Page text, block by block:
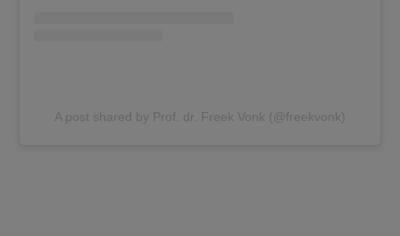
A post shared by Prof. dr. Freek Vonk (@freekvonk)